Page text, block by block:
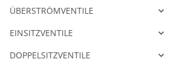
ÜBERSTRÖMVENTILE
EINSITZVENTILE
DOPPELSITZVENTILE